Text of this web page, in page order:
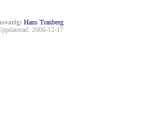
Hans Tranberg
2006-12-17